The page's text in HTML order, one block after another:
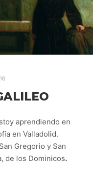
aprendiendo en
en Valladolid.
Gregorio y San
de los Dominicos.